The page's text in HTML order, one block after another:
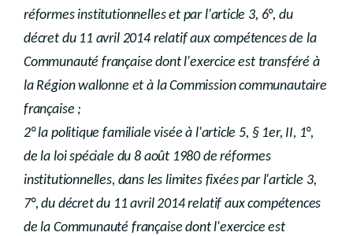
réformes institutionnelles et par l'article 3, 6°, du
décret du 11 avril 2014 relatif aux compétences de la
Communauté française dont l'exercice est transféré à
la Région wallonne et à la Commission communautaire
française ;
2° la politique familiale visée à l'article 5, § 1er, II, 1°,
de la loi spéciale du 8 août 1980 de réformes
institutionnelles, dans les limites fixées par l'article 3,
7°, du décret du 11 avril 2014 relatif aux compétences
de la Communauté française dont l'exercice est